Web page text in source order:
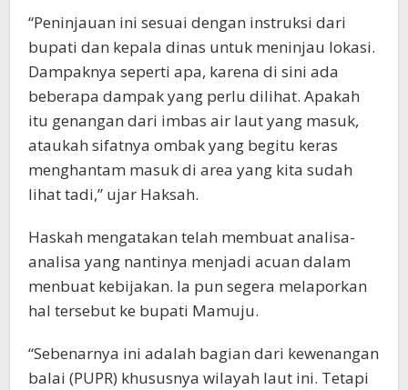
“Peninjauan ini sesuai dengan instruksi dari
bupati dan kepala dinas untuk meninjau lokasi.
Dampaknya seperti apa, karena di sini ada
beberapa dampak yang perlu dilihat. Apakah
itu genangan dari imbas air laut yang masuk,
ataukah sifatnya ombak yang begitu keras
menghantam masuk di area yang kita sudah
lihat tadi,” ujar Haksah.
Haskah mengatakan telah membuat analisa-
analisa yang nantinya menjadi acuan dalam
menbuat kebijakan. Ia pun segera melaporkan
hal tersebut ke bupati Mamuju.
“Sebenarnya ini adalah bagian dari kewenangan
balai (PUPR) khususnya wilayah laut ini. Tetapi